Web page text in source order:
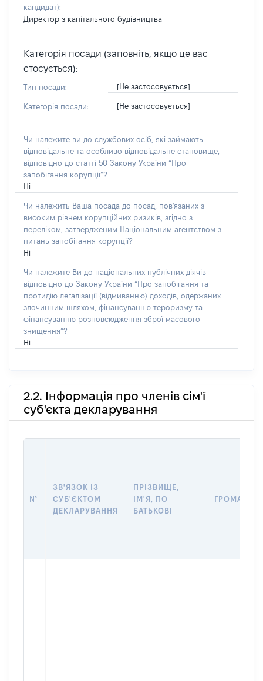
кандидат):
Директор з капітального будівництва
Категорія посади (заповніть, якщо це вас
стосується):
Тип посади: [Не застосовується]
Категорія посади: [Не застосовується]
Чи належите ви до службових осіб, які займають
відповідальне та особливо відповідальне становище,
відповідно до статті 50 Закону України “Про
запобігання корупції”?
Ні
Чи належить Ваша посада до посад, пов'язаних з
високим рівнем корупційних ризиків, згідно з
переліком, затвердженим Національним агентством з
питань запобігання корупції?
Ні
Чи належите Ви до національних публічних діячів
відповідно до Закону України “Про запобігання та
протидію легалізації (відмиванню) доходів, одержаних
злочинним шляхом, фінансуванню тероризму та
фінансуванню розповсюдження зброї масового
знищення”?
Ні
2.2. Інформація про членів сім'ї
суб'єкта декларування
№
ЗВ'ЯЗОК ІЗ
СУБ'ЄКТОМ
ДЕКЛАРУВАННЯ
ПРІЗВИЩЕ,
ІМ'Я, ПО
БАТЬКОВІ